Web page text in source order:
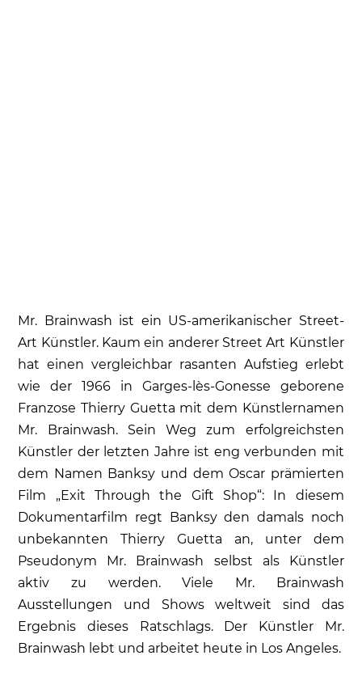
Mr. Brainwash ist ein US-amerikanischer Street-
Art Künstler. Kaum ein anderer Street Art Künstler
hat einen vergleichbar rasanten Aufstieg erlebt
wie der 1966 in Garges-lès-Gonesse geborene
Franzose Thierry Guetta mit dem Künstlernamen
Mr. Brainwash. Sein Weg zum erfolgreichsten
Künstler der letzten Jahre ist eng verbunden mit
dem Namen Banksy und dem Oscar prämierten
Film „Exit Through the Gift Shop“: In diesem
Dokumentarfilm regt Banksy den damals noch
unbekannten Thierry Guetta an, unter dem
Pseudonym Mr. Brainwash selbst als Künstler
aktiv zu werden. Viele Mr. Brainwash
Ausstellungen und Shows weltweit sind das
Ergebnis dieses Ratschlags. Der Künstler Mr.
Brainwash lebt und arbeitet heute in Los Angeles.